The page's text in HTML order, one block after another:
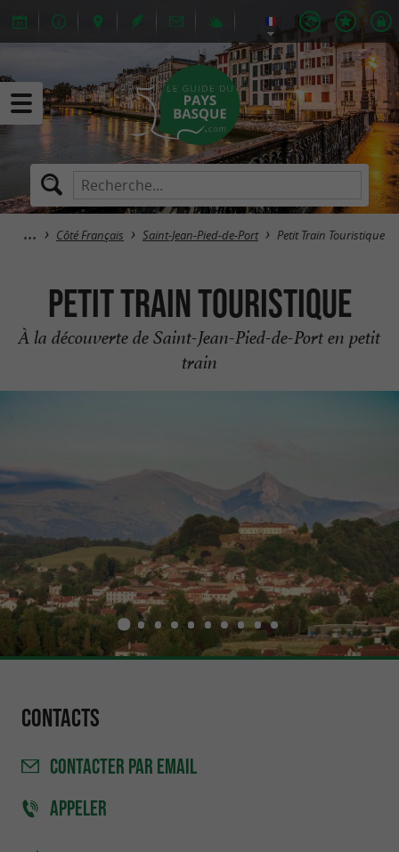
Côté Français Saint-Jean-Pied-de-Port Petit Train Touristique
Petit Train Touristique
À la découverte de Saint-Jean-Pied-de-Port en petit
train
Contacts
CONTACTER PAR EMAIL
APPELER